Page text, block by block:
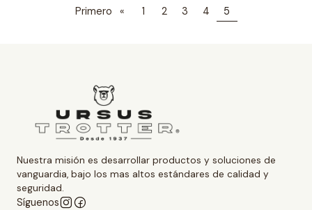
Primero « 1 2 3 4 5
Nuestra misión es desarrollar productos y soluciones de
vanguardia, bajo los mas altos estándares de calidad y
seguridad.
Síguenos